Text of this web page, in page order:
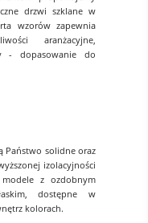
drzwi szklane w
wzorów zapewnia
aranżacyjne,
- dopasowanie do
Państwo solidne oraz
izolacyjności
modele z ozdobnym
dostępne w
kolorach.